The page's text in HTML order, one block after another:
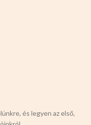
és legyen az első,